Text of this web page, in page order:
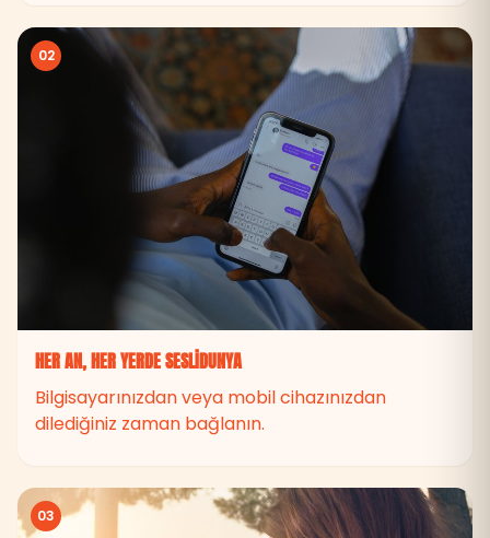
02
HER AN, HER YERDE SESLIDUNYA
Bilgisayarınızdan veya mobil cihazınızdan
dilediğiniz zaman bağlanın.
03